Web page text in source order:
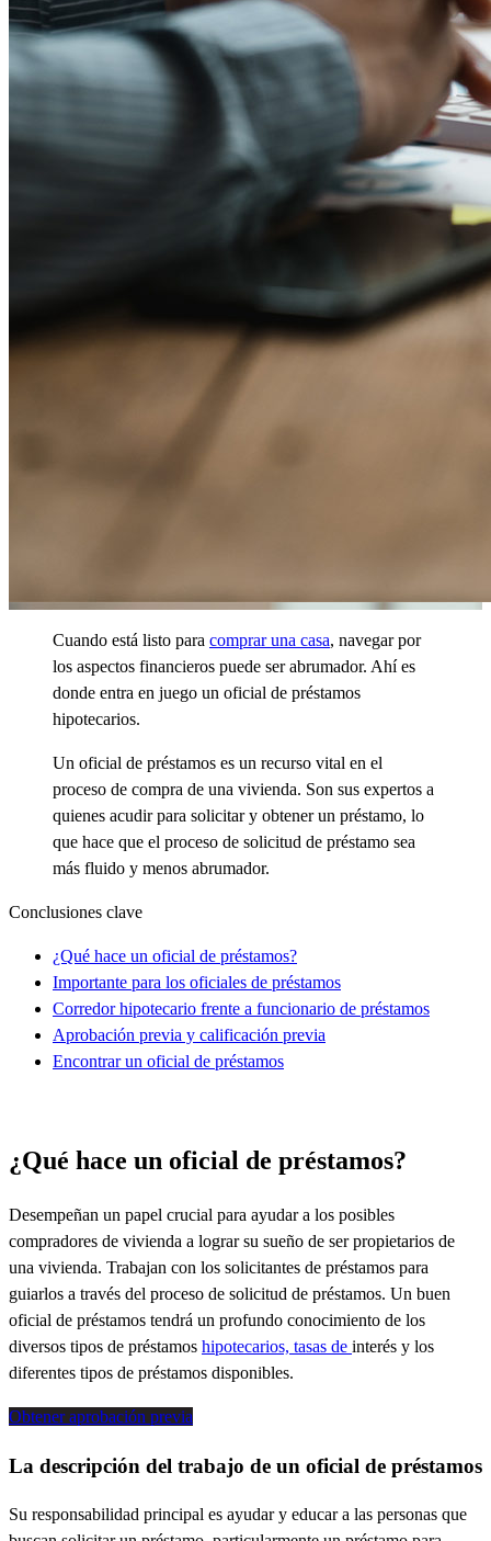
Cuando está listo para comprar una casa, navegar por
los aspectos financieros puede ser abrumador. Ahí es
donde entra en juego un oficial de préstamos
hipotecarios.
Un oficial de préstamos es un recurso vital en el
proceso de compra de una vivienda. Son sus expertos a
quienes acudir para solicitar y obtener un préstamo, lo
que hace que el proceso de solicitud de préstamo sea
más fluido y menos abrumador.
Conclusiones clave
¿Qué hace un oficial de préstamos?
Importante para los oficiales de préstamos
Corredor hipotecario frente a funcionario de préstamos
Aprobación previa y calificación previa
Encontrar un oficial de préstamos
¿Qué hace un oficial de préstamos?
Desempeñan un papel crucial para ayudar a los posibles
compradores de vivienda a lograr su sueño de ser propietarios de
una vivienda. Trabajan con los solicitantes de préstamos para
guiarlos a través del proceso de solicitud de préstamos. Un buen
oficial de préstamos tendrá un profundo conocimiento de los
diversos tipos de préstamos hipotecarios, tasas de interés y los
diferentes tipos de préstamos disponibles.
Obtener aprobación previa
La descripción del trabajo de un oficial de préstamos
Su responsabilidad principal es ayudar y educar a las personas que